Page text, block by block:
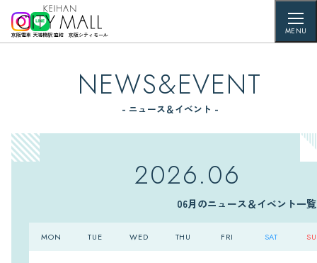
京阪電車 天満橋駅 直結 京阪シティモール MENU
NEWS&EVENT
- ニュース＆イベント -
2026.06
06月のニュース＆イベント一覧
MON TUE WED THU FRI SAT